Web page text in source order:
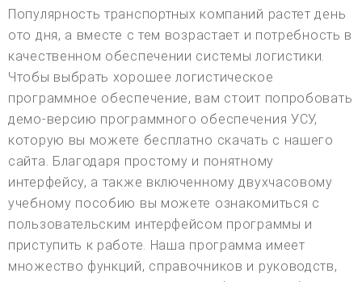
Популярность транспортных компаний растет день
ото дня, а вместе с тем возрастает и потребность в
качественном обеспечении системы логистики.
Чтобы выбрать хорошее логистическое
программное обеспечение, вам стоит попробовать
демо-версию программного обеспечения УСУ,
которую вы можете бесплатно скачать с нашего
сайта. Благодаря простому и понятному
интерфейсу, а также включенному двухчасовому
учебному пособию вы можете ознакомиться с
пользовательским интерфейсом программы и
приступить к работе. Наша программа имеет
множество функций, справочников и руководств,